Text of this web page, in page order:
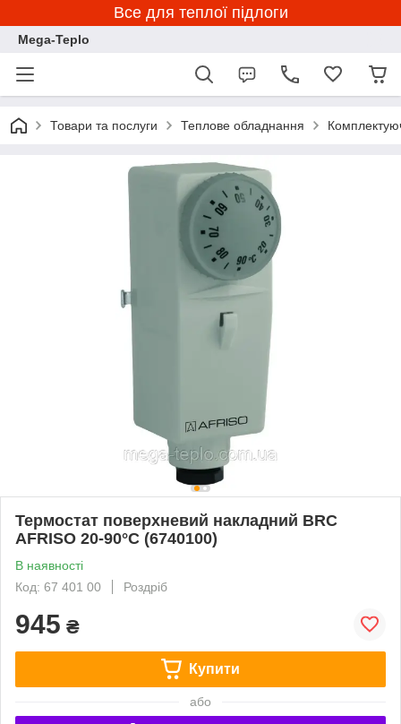
Все для теплої підлоги
Mega-Teplo
Товари та послуги Теплове обладнання
Термостат поверхневий накладний BRC
AFRISO 20-90°C (6740100)
В наявності
Код: 67 401 00
Роздріб
945 ₴
Купити
або